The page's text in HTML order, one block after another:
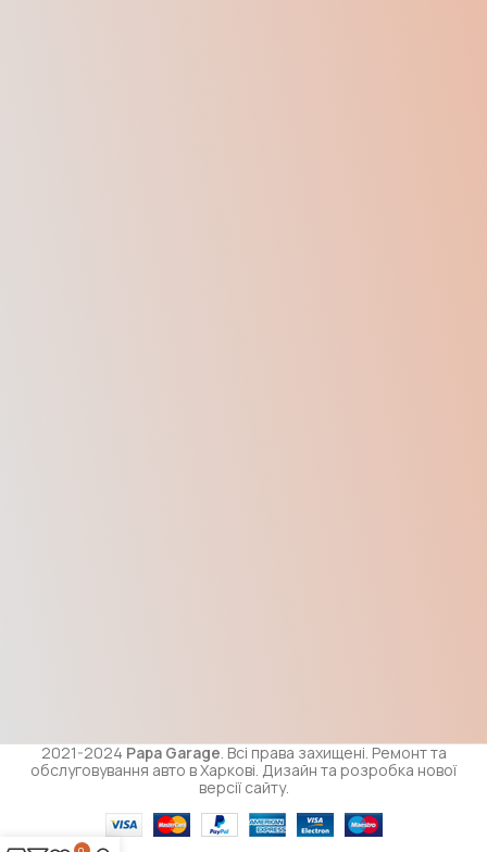
2021-2024 Papa Garage . Всі права захищені. Ремонт та
обслуговування авто в Харкові. Дизайн та розробка нової
версії сайту.